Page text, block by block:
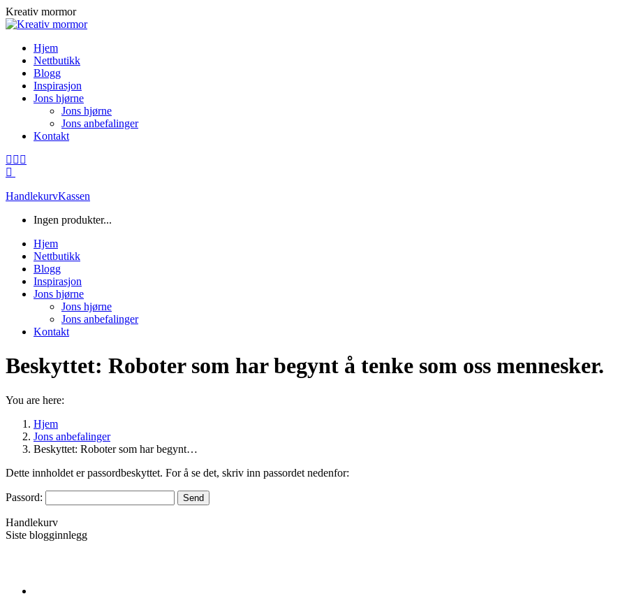
Skip
to
Kreativ mormor
Hjem
Nettbutikk
Blogg
Inspirasjon
Jons hjørne
Jons hjørne
Jons anbefalinger
Kontakt
Facebook
in
window
Instagram
in
window
in
window
HandlekurvKassen
Ingen produkter...
Hjem
Nettbutikk
Blogg
Inspirasjon
Jons hjørne
Jons hjørne
Jons anbefalinger
Kontakt
Beskyttet: Roboter som har begynt å tenke som oss mennesker.
You are here:
Hjem
Jons anbefalinger
Beskyttet: Roboter som har begynt…
Dette innholdet er passordbeskyttet. For å se det, skriv inn passordet nedenfor:
Passord:
Handlekurv
Siste blogginnlegg